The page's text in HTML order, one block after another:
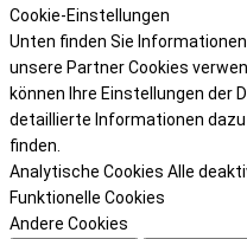
Cookie-Einstellungen
Unten finden Sie
unsere Partner Cookies
können Ihre Einstellungen der
detaillierte Informationen
finden.
Analytische Cookies Alle
Funktionelle Cookies
Andere Cookies